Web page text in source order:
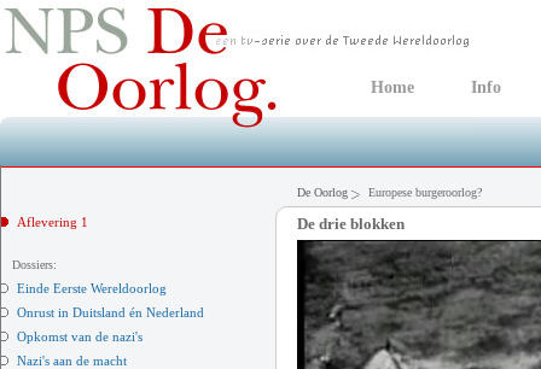
Home Info
Aflevering 1
Dossiers:
Einde Eerste Wereldoorlog
Onrust in Duitsland én Nederland
Opkomst van de nazi's
Nazi's aan de macht
De Oorlog Europese burgeroorlog?
De drie blokken